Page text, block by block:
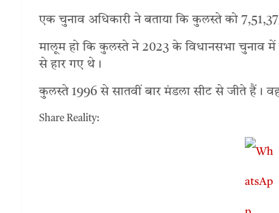
एक चुनाव अधिकारी ने बताया कि कुलस्ते को
मालूम हो कि कुलस्ते ने 2023 के विधानसभा चुनाव
से हार गए थे।
कुलस्ते 1996 से सातवीं बार मंडला सीट से जीते हैं।
Share Reality: